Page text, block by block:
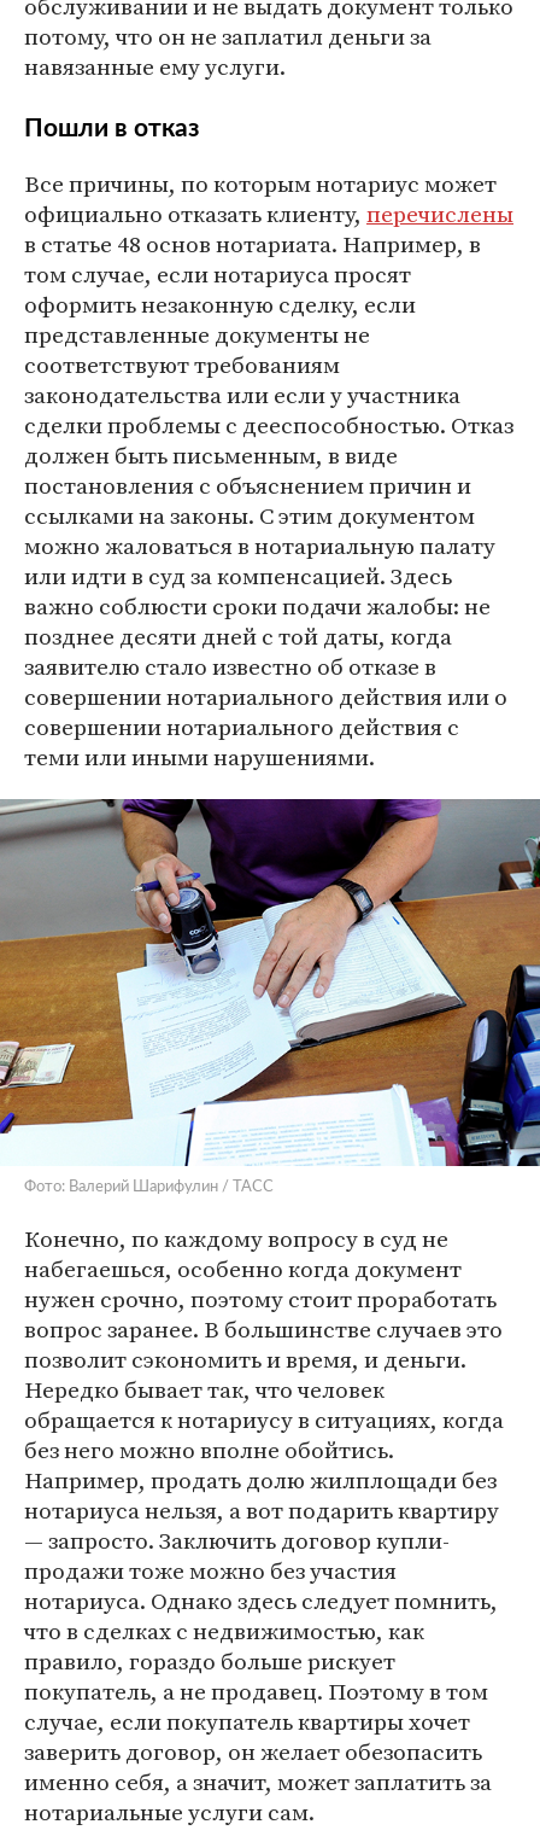
обслуживании и не выдать документ только
потому, что он не заплатил деньги за
навязанные ему услуги.
Пошли в отказ
Все причины, по которым нотариус может
официально отказать клиенту, перечислены
в статье 48 основ нотариата. Например, в
том случае, если нотариуса просят
оформить незаконную сделку, если
представленные документы не
соответствуют требованиям
законодательства или если у участника
сделки проблемы с дееспособностью. Отказ
должен быть письменным, в виде
постановления с объяснением причин и
ссылками на законы. C этим документом
можно жаловаться в нотариальную палату
или идти в суд за компенсацией. Здесь
важно соблюсти сроки подачи жалобы: не
позднее десяти дней с той даты, когда
заявителю стало известно об отказе в
совершении нотариального действия или о
совершении нотариального действия с
теми или иными нарушениями.
Фото: Валерий Шарифулин / ТАСС
Конечно, по каждому вопросу в суд не
набегаешься, особенно когда документ
нужен срочно, поэтому стоит проработать
вопрос заранее. В большинстве случаев это
позволит сэкономить и время, и деньги.
Нередко бывает так, что человек
обращается к нотариусу в ситуациях, когда
без него можно вполне обойтись.
Например, продать долю жилплощади без
нотариуса нельзя, а вот подарить квартиру
— запросто. Заключить договор купли-
продажи тоже можно без участия
нотариуса. Однако здесь следует помнить,
что в сделках с недвижимостью, как
правило, гораздо больше рискует
покупатель, а не продавец. Поэтому в том
случае, если покупатель квартиры хочет
заверить договор, он желает обезопасить
именно себя, а значит, может заплатить за
нотариальные услуги сам.